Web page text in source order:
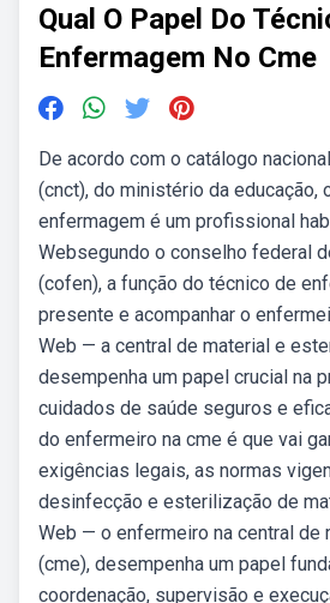
Qual O Papel Do
Enfermagem No Cme
De acordo com o catálogo
(cnct), do ministério da educação,
enfermagem é um profissional
Websegundo o conselho federal
(cofen), a função do técnico de
presente e acompanhar o
Web — a central de material e
desempenha um papel crucial na
cuidados de saúde seguros e
do enfermeiro na cme é que vai
exigências legais, as normas
desinfecção e esterilização de
Web — o enfermeiro na central de
(cme), desempenha um papel
coordenação, supervisão e